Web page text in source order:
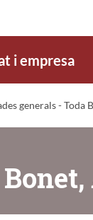
i empresa
generals - Toda